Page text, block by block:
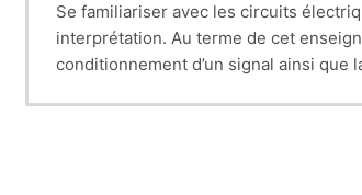
Se familiariser avec les circuits
interprétation. Au terme de cet
conditionnement d’un signal ainsi que